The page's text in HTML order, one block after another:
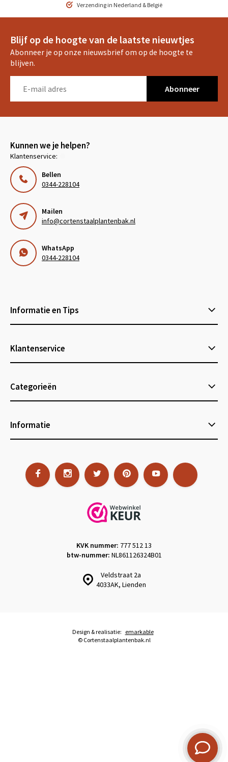
Verzending in Nederland & België
Blijf op de hoogte van de laatste nieuwtjes
Abonneer je op onze nieuwsbrief om op de hoogte te
blijven.
Abonneer
Kunnen we je helpen?
Klantenservice:
Bellen
0344-228104
Mailen
info@cortenstaalplantenbak.nl
WhatsApp
0344-228104
Informatie en Tips
Klantenservice
Categorieën
Informatie
Veldstraat 2a
4033AK, Lienden
KVK nummer: 777 512 13
btw-nummer: NL861126324B01
© Cortenstaalplantenbak.nl
Design & realisatie: emarkable